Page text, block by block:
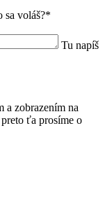
sa voláš?*
Tu napíš
a zobrazením na
ťa prosíme o